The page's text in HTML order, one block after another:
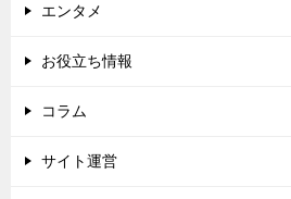
ー
シ
エンタメ
お役立ち情報
コラム
サイト運営